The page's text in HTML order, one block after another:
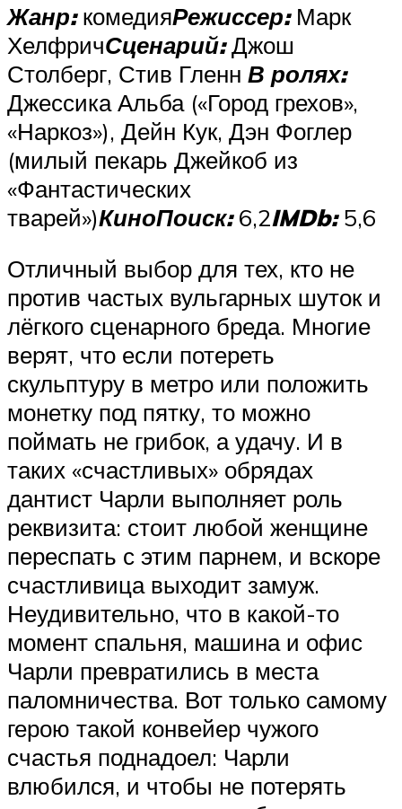
Жанр:комедияРежиссер:Марк
ХелфричСценарий:Джош
Столберг, Стив Гленн В ролях:
Джессика Альба («Город грехов»,
«Наркоз»), Дейн Кук, Дэн Фоглер
(милый пекарь Джейкоб из
«Фантастических
тварей»)КиноПоиск:6,2IMDb:5,6
Отличный выбор для тех, кто не
против частых вульгарных шуток и
лёгкого сценарного бреда. Многие
верят, что если потереть
скульптуру в метро или положить
монетку под пятку, то можно
поймать не грибок, а удачу. И в
таких «счастливых» обрядах
дантист Чарли выполняет роль
реквизита: стоит любой женщине
переспать с этим парнем, и вскоре
счастливица выходит замуж.
Неудивительно, что в какой-то
момент спальня, машина и офис
Чарли превратились в места
паломничества. Вот только самому
герою такой конвейер чужого
счастья поднадоел: Чарли
влюбился, и чтобы не потерять